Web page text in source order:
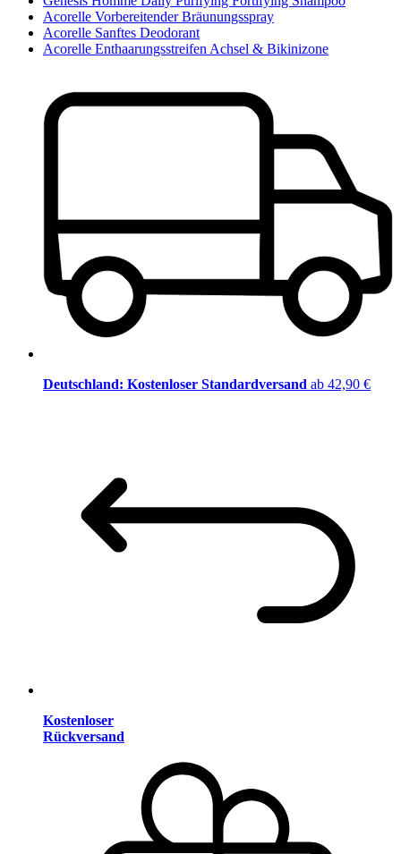
Acorelle Vorbereitender Bräunungsspray
Acorelle Sanftes Deodorant
Acorelle Enthaarungsstreifen Achsel & Bikinizone
Deutschland: Kostenloser Standardversand ab 42,90 €
Kostenloser
Rückversand